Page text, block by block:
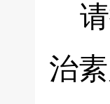
请
治